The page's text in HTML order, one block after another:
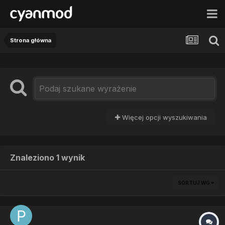
Strona główna
Więcej opcji wyszukiwania
Znaleziono 1 wynik
SORTUJ WG